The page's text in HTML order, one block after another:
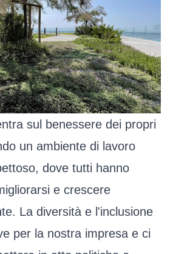
sul benessere dei propri
un ambiente di lavoro
dove tutti hanno
e crescere
La diversità e l'inclusione
per la nostra impresa e ci